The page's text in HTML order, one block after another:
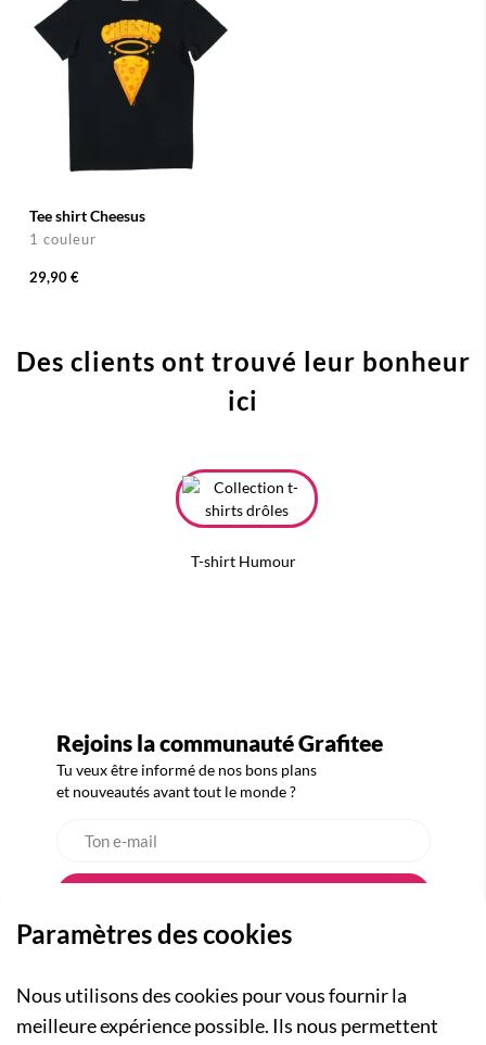
Tee shirt Cheesus
1 couleur
29,90 €
Des clients ont trouvé leur bonheur
ici
T-shirt Humour
Rejoins la communauté Grafitee
Tu veux être informé de nos bons plans
et nouveautés avant tout le monde ?
Paramètres des cookies
Nous utilisons des cookies pour vous fournir la
meilleure expérience possible. Ils nous permettent